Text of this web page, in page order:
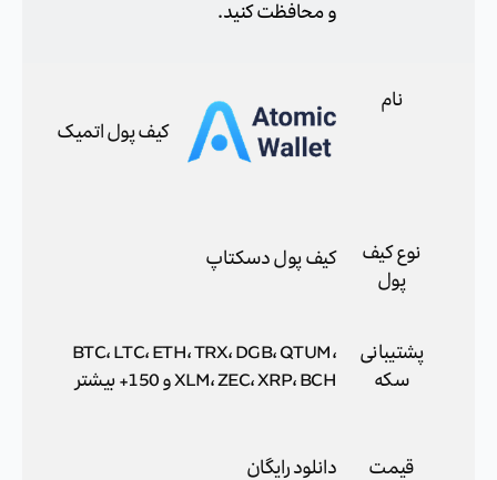
و محافظت کنید.
نام
کیف پول اتمیک
نوع کیف
پول
کیف پول دسکتاپ
پشتیبانی
سکه
BTC، LTC، ETH، TRX، DGB، QTUM،
XLM، ZEC، XRP، BCH و 150+ بیشتر
قیمت دانلود رایگان